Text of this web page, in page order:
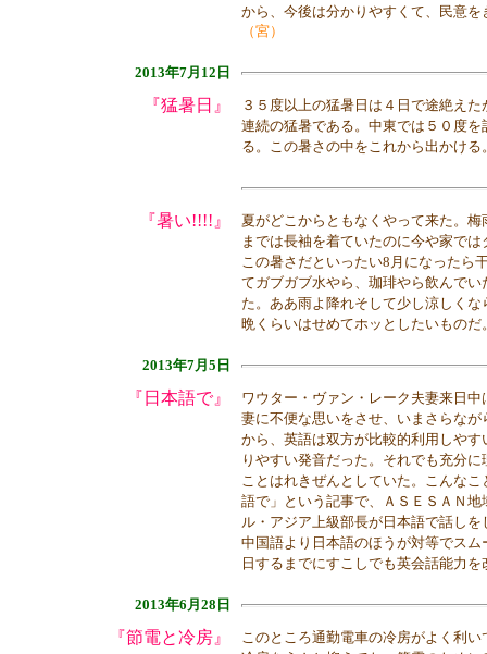
から、今後は分かりやすくて、民意
（宮）
2013年7月12日
『猛暑日』
３５度以上の猛暑日は４日で途絶え
連続の猛暑である。中東では５０度
る。この暑さの中をこれから出かけ
『暑い!!!!』
夏がどこからともなくやって来た。
までは長袖を着ていたのに今や家で
この暑さだといったい8月になったら
てガブガブ水やら、珈琲やら飲んで
た。ああ雨よ降れそして少し涼しく
晩くらいはせめてホッとしたいものだ
2013年7月5日
『日本語で』
ワウター・ヴァン・レーク夫妻来日
妻に不便な思いをさせ、いまさらな
から、英語は双方が比較的利用しや
りやすい発音だった。それでも充分
ことはれきぜんとしていた。こんな
語で」という記事で、ＡＳＥＳＡＮ
ル・アジア上級部長が日本語で話し
中国語より日本語のほうが対等でス
日するまでにすこしでも英会話能力
2013年6月28日
『節電と冷房』
このところ通勤電車の冷房がよく利